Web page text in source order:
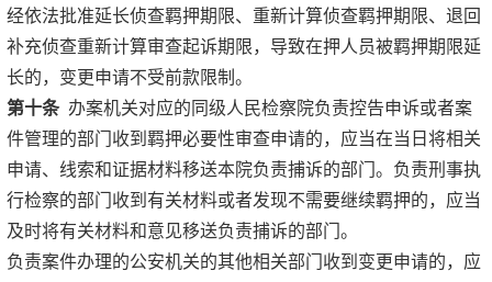
经依法批准延长侦查羁押期限、重新计算侦查羁押期限、退回
补充侦查重新计算审查起诉期限，导致在押人员被羁押期限延
长的，变更申请不受前款限制。
第十条办案机关对应的同级人民检察院负责控告申诉或者案
件管理的部门收到羁押必要性审查申请的，应当在当日将相关
申请、线索和证据材料移送本院负责捕诉的部门。负责刑事执
行检察的部门收到有关材料或者发现不需要继续羁押的，应当
及时将有关材料和意见移送负责捕诉的部门。
负责案件办理的公安机关的其他相关部门收到变更申请的，应